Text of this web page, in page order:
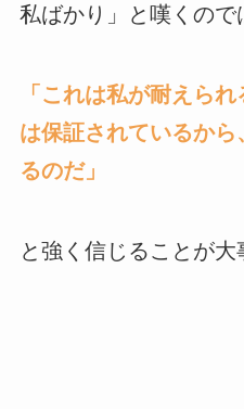
私ばかり」と嘆くので
「これは私が耐えら
は保証されているか
るのだ」
と強く信じることが大